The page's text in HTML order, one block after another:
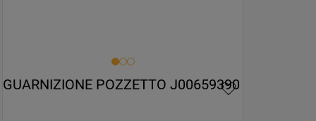
GUARNIZIONE POZZETTO J00659390